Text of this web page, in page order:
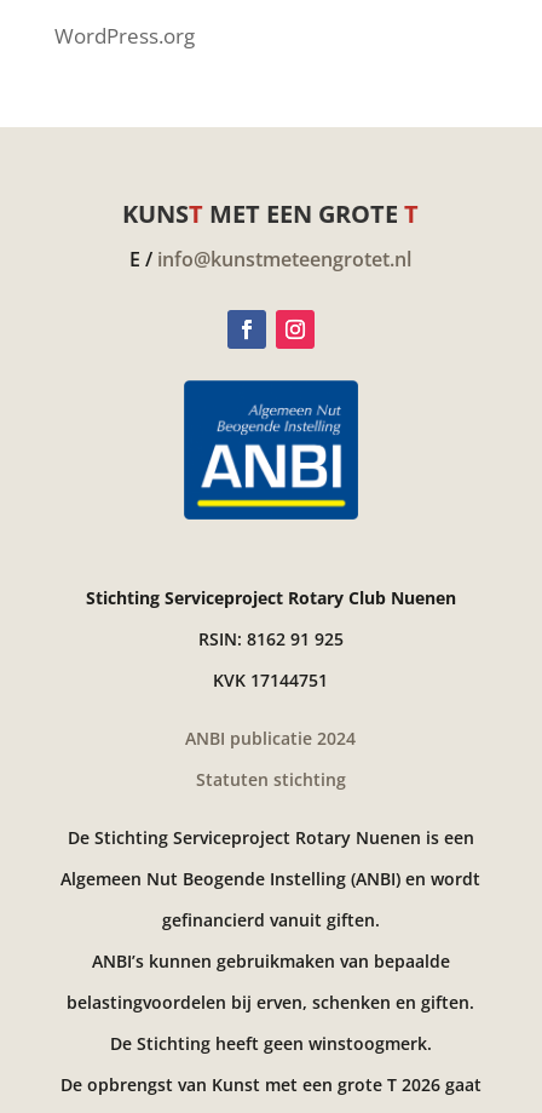
WordPress.org
KUNST MET EEN GROTET
E / info@kunstmeteengrotet.nl
Stichting Serviceproject Rotary Club Nuenen
RSIN: 8162 91 925
KVK 17144751
ANBI publicatie 2024
Statuten stichting
De Stichting Serviceproject Rotary Nuenen is een
Algemeen Nut Beogende Instelling (ANBI) en wordt
gefinancierd vanuit giften.
ANBI’s kunnen gebruikmaken van bepaalde
belastingvoordelen bij erven, schenken en giften.
De Stichting heeft geen winstoogmerk.
De opbrengst van Kunst met een grote T 2026 gaat